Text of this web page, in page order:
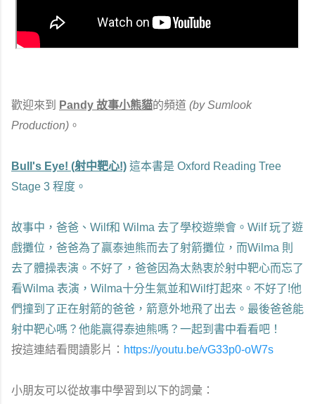
歡迎來到 Pandy 故事小熊貓的頻道 (by Sumlook
Production) 。
Bull's Eye! (射中靶心!) 這本書是 Oxford Reading Tree
Stage 3 程度。
故事中，爸爸、Wilf和 Wilma 去了學校遊樂會。Wilf 玩了遊
戲攤位，爸爸為了贏泰迪熊而去了射箭攤位，而Wilma 則
去了體操表演。不好了，爸爸因為太熱衷於射中靶心而忘了
看Wilma 表演，Wilma十分生氣並和Wilf打起來。不好了!他
們撞到了正在射箭的爸爸，箭意外地飛了出去。最後爸爸能
射中靶心嗎？他能贏得泰迪熊嗎？一起到書中看看吧！
按這連結看閱讀影片： https://youtu.be/vG33p0-oW7s
小朋友可以從故事中學習到以下的詞彙：